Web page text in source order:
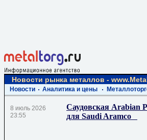
Новости рынка металлов -
Новости Аналитика и цены
8 июль 2026
23:55
Саудовская Arabian
для Saudi Aramco